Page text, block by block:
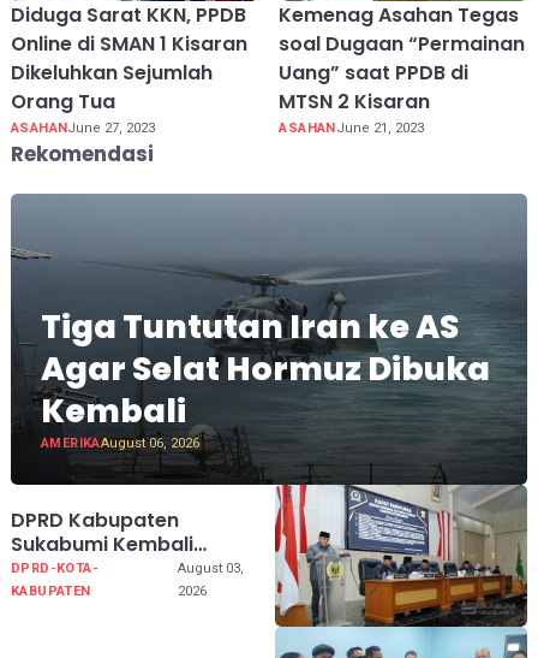
Diduga Sarat KKN, PPDB
Online di SMAN 1 Kisaran
Dikeluhkan Sejumlah
Orang Tua
ASAHANJune 27, 2023
Kemenag Asahan Tegas
soal Dugaan “Permainan
Uang” saat PPDB di
MTSN 2 Kisaran
ASAHANJune 21, 2023
Rekomendasi
Tiga Tuntutan Iran ke AS
Agar Selat Hormuz Dibuka
Kembali
AMERIKAAugust 06, 2026
DPRD Kabupaten
Sukabumi Kembali
Melaksanakan Rapat
Paripurna Tahun Sidang
DPRD-KOTA-
KABUPATEN
August 03,
2026